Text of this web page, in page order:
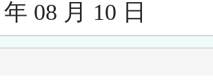
08 月 10 日